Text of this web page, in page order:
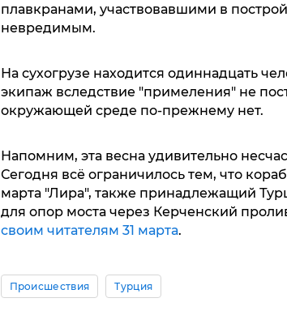
плавкранами, участвовавшими в
невредимым.
На сухогрузе находится одиннадцать
экипаж вследствие "примеления" не
окружающей среде по-прежнему нет.
Напомним, эта весна удивительно
Сегодня всё ограничилось тем, что
марта "Лира", также принадлежащий
для опор моста через Керченский
своим читателям 31 марта.
Происшествия Турция